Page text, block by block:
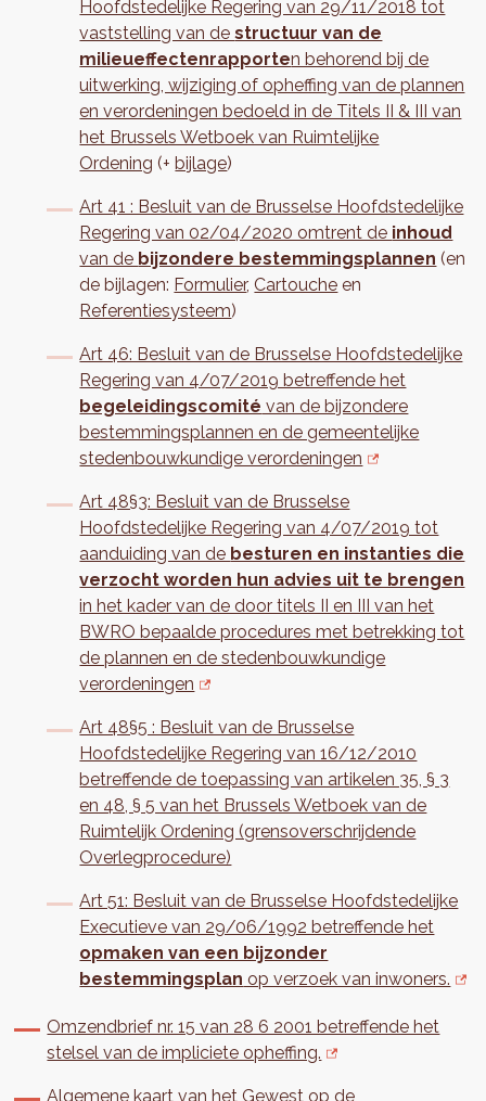
Hoofdstedelijke Regering van 29/11/2018 tot
vaststelling van destructuur van de
milieueffectenrapporten behorend bij de
uitwerking, wijziging of opheffing van de plannen
en verordeningen bedoeld in de Titels II & III van
het Brussels Wetboek van Ruimtelijke
Ordening (+bijlage)
Art 41 : Besluit van de Brusselse Hoofdstedelijke
Regering van 02/04/2020 omtrent de inhoud
van de bijzondere bestemmingsplannen (en
de bijlagen: Formulier,Cartouche en
Referentiesysteem)
Art 46: Besluit van de Brusselse Hoofdstedelijke
Regering van 4/07/2019 betreffende het
begeleidingscomité van de bijzondere
bestemmingsplannen en de gemeentelijke
stedenbouwkundige verordeningen
Art 48§3: Besluit van de Brusselse
Hoofdstedelijke Regering van 4/07/2019 tot
aanduiding van de besturen en instanties die
verzocht worden hun advies uit te brengen
in het kader van de door titels II en III van het
BWRO bepaalde procedures met betrekking tot
de plannen en de stedenbouwkundige
verordeningen
Art 48§5 : Besluit van de Brusselse
Hoofdstedelijke Regering van 16/12/2010
betreffende de toepassing van artikelen 35, § 3
en 48, § 5 van het Brussels Wetboek van de
Ruimtelijk Ordening (grensoverschrijdende
Overlegprocedure)
Art 51: Besluit van de Brusselse Hoofdstedelijke
Executieve van 29/06/1992 betreffende het
opmaken van een bijzonder
bestemmingsplan op verzoek van inwoners.
Omzendbrief nr. 15 van 28 6 2001 betreffende het
stelsel van de impliciete opheffing.
Algemene kaart van het Gewest op de